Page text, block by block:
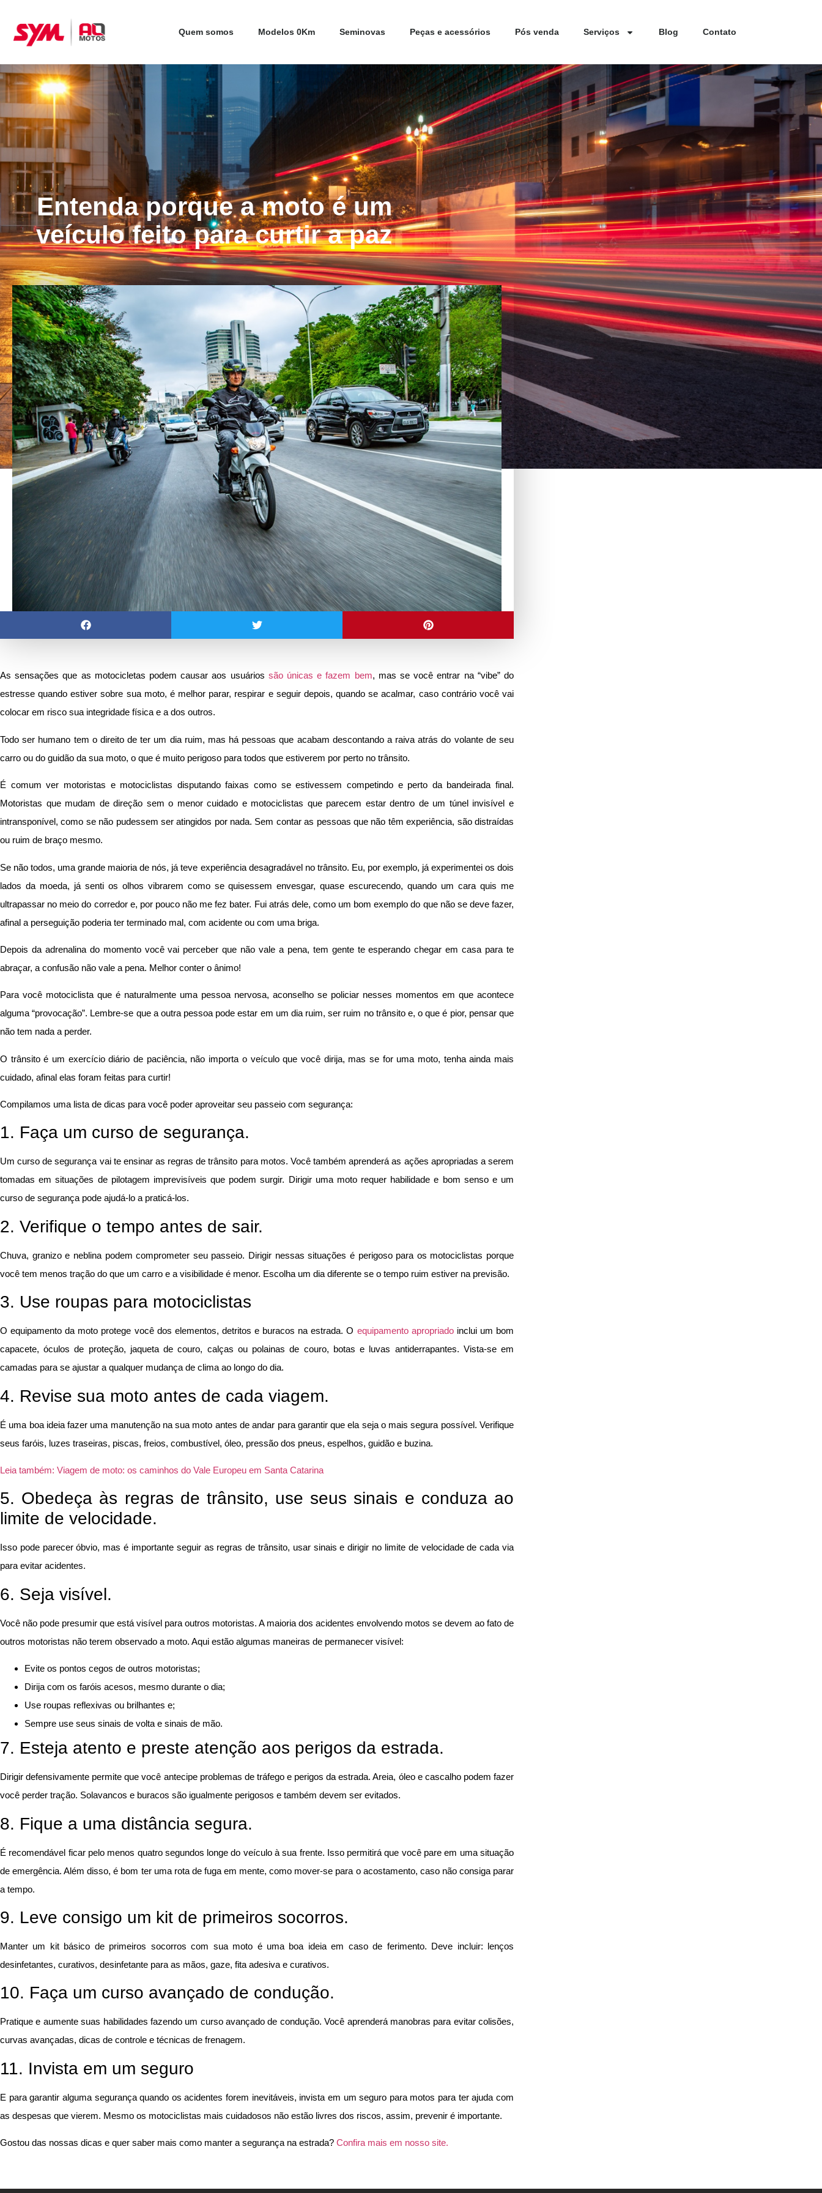
Quem somos Modelos 0Km Seminovas Peças e acessórios Pós venda Serviços Blog Contato
Entenda porque a moto é um
veículo feito para curtir a paz
As sensações que as motocicletas podem causar aos usuários são únicas e fazem bem, mas se você entrar na “vibe” do
estresse quando estiver sobre sua moto, é melhor parar, respirar e seguir depois, quando se acalmar, caso contrário você vai
colocar em risco sua integridade física e a dos outros.
Todo ser humano tem o direito de ter um dia ruim, mas há pessoas que acabam descontando a raiva atrás do volante de seu
carro ou do guidão da sua moto, o que é muito perigoso para todos que estiverem por perto no trânsito.
É comum ver motoristas e motociclistas disputando faixas como se estivessem competindo e perto da bandeirada final.
Motoristas que mudam de direção sem o menor cuidado e motociclistas que parecem estar dentro de um túnel invisível e
intransponível, como se não pudessem ser atingidos por nada. Sem contar as pessoas que não têm experiência, são distraídas
ou ruim de braço mesmo.
Se não todos, uma grande maioria de nós, já teve experiência desagradável no trânsito. Eu, por exemplo, já experimentei os dois
lados da moeda, já senti os olhos vibrarem como se quisessem envesgar, quase escurecendo, quando um cara quis me
ultrapassar no meio do corredor e, por pouco não me fez bater. Fui atrás dele, como um bom exemplo do que não se deve fazer,
afinal a perseguição poderia ter terminado mal, com acidente ou com uma briga.
Depois da adrenalina do momento você vai perceber que não vale a pena, tem gente te esperando chegar em casa para te
abraçar, a confusão não vale a pena. Melhor conter o ânimo!
Para você motociclista que é naturalmente uma pessoa nervosa, aconselho se policiar nesses momentos em que acontece
alguma “provocação”. Lembre-se que a outra pessoa pode estar em um dia ruim, ser ruim no trânsito e, o que é pior, pensar que
não tem nada a perder.
O trânsito é um exercício diário de paciência, não importa o veículo que você dirija, mas se for uma moto, tenha ainda mais
cuidado, afinal elas foram feitas para curtir!
Compilamos uma lista de dicas para você poder aproveitar seu passeio com segurança:
1. Faça um curso de segurança.
Um curso de segurança vai te ensinar as regras de trânsito para motos. Você também aprenderá as ações apropriadas a serem
tomadas em situações de pilotagem imprevisíveis que podem surgir. Dirigir uma moto requer habilidade e bom senso e um
curso de segurança pode ajudá-lo a praticá-los.
2. Verifique o tempo antes de sair.
Chuva, granizo e neblina podem comprometer seu passeio. Dirigir nessas situações é perigoso para os motociclistas porque
você tem menos tração do que um carro e a visibilidade é menor. Escolha um dia diferente se o tempo ruim estiver na previsão.
3. Use roupas para motociclistas
O equipamento da moto protege você dos elementos, detritos e buracos na estrada. O equipamento apropriadoinclui um bom
capacete, óculos de proteção, jaqueta de couro, calças ou polainas de couro, botas e luvas antiderrapantes. Vista-se em
camadas para se ajustar a qualquer mudança de clima ao longo do dia.
4. Revise sua moto antes de cada viagem.
É uma boa ideia fazer uma manutenção na sua moto antes de andar para garantir que ela seja o mais segura possível. Verifique
seus faróis, luzes traseiras, piscas, freios, combustível, óleo, pressão dos pneus, espelhos, guidão e buzina.
Leia também: Viagem de moto: os caminhos do Vale Europeu em Santa Catarina
5. Obedeça às regras de trânsito, use seus sinais e conduza ao
limite de velocidade.
Isso pode parecer óbvio, mas é importante seguir as regras de trânsito, usar sinais e dirigir no limite de velocidade de cada via
para evitar acidentes.
6. Seja visível.
Você não pode presumir que está visível para outros motoristas. A maioria dos acidentes envolvendo motos se devem ao fato de
outros motoristas não terem observado a moto. Aqui estão algumas maneiras de permanecer visível:
Evite os pontos cegos de outros motoristas;
Dirija com os faróis acesos, mesmo durante o dia;
Use roupas reflexivas ou brilhantes e;
Sempre use seus sinais de volta e sinais de mão.
7. Esteja atento e preste atenção aos perigos da estrada.
Dirigir defensivamente permite que você antecipe problemas de tráfego e perigos da estrada. Areia, óleo e cascalho podem fazer
você perder tração. Solavancos e buracos são igualmente perigosos e também devem ser evitados.
8. Fique a uma distância segura.
É recomendável ficar pelo menos quatro segundos longe do veículo à sua frente. Isso permitirá que você pare em uma situação
de emergência. Além disso, é bom ter uma rota de fuga em mente, como mover-se para o acostamento, caso não consiga parar
a tempo.
9. Leve consigo um kit de primeiros socorros.
Manter um kit básico de primeiros socorros com sua moto é uma boa ideia em caso de ferimento. Deve incluir: lenços
desinfetantes, curativos, desinfetante para as mãos, gaze, fita adesiva e curativos.
10. Faça um curso avançado de condução.
Pratique e aumente suas habilidades fazendo um curso avançado de condução. Você aprenderá manobras para evitar colisões,
curvas avançadas, dicas de controle e técnicas de frenagem.
11. Invista em um seguro
E para garantir alguma segurança quando os acidentes forem inevitáveis, invista em um seguro para motos para ter ajuda com
as despesas que vierem. Mesmo os motociclistas mais cuidadosos não estão livres dos riscos, assim, prevenir é importante.
Gostou das nossas dicas e quer saber mais como manter a segurança na estrada? Confira mais em nosso site.